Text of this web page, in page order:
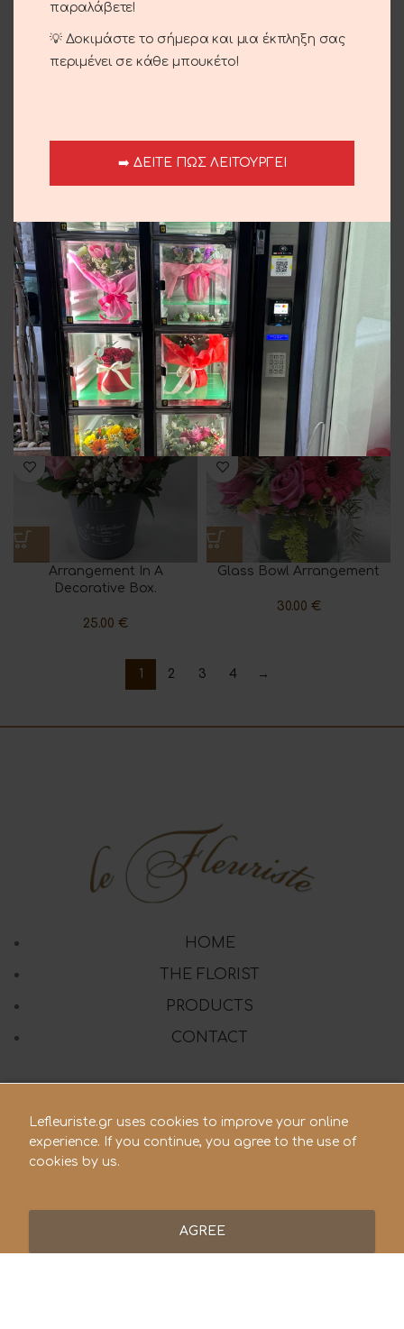
Arrangement In Boxes
25.00€
Arrangement In Pot
25.00 €
Arrangement In A
Decorative Box.
25.00 €
Glass Bowl Arrangement
30.00 €
1 2 3 4 →
HOME
THE FLORIST
PRODUCTS
CONTACT
210 28.21.119
Lefleuriste.gr uses cookies to improve your online
experience. If you continue, you agree to the use of
cookies by us.
AGREE
παραλάβετε!
💡 Δοκιμάστε το σήμερα και μια έκπληξη σας
περιμένει σε κάθε μπουκέτο!
➡️ ΔΕΙΤΕ ΠΩΣ ΛΕΙΤΟΥΡΓΕΙ